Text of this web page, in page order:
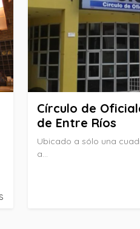
Círculo de
de Entre Ríos
Ubicado a sólo una
a…